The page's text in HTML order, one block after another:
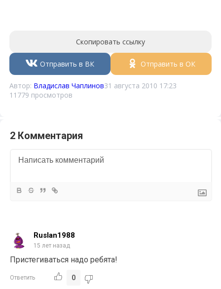
Скопировать ссылку
Отправить в ВК Отправить в ОК
Автор: Владислав Чаплинов31 августа 2010 17:23
11779 просмотров
2 Комментария
Ruslan1988
15 лет назад
Пристегиваться надо ребята!
Ответить 0